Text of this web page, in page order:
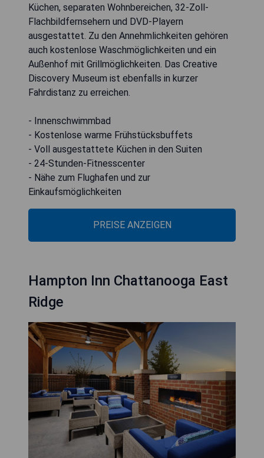
Küchen, separaten Wohnbereichen, 32-Zoll-
Flachbildfernsehern und DVD-Playern
ausgestattet. Zu den Annehmlichkeiten gehören
auch kostenlose Waschmöglichkeiten und ein
Außenhof mit Grillmöglichkeiten. Das Creative
Discovery Museum ist ebenfalls in kurzer
Fahrdistanz zu erreichen.
- Innenschwimmbad
- Kostenlose warme Frühstücksbuffets
- Voll ausgestattete Küchen in den Suiten
- 24-Stunden-Fitnesscenter
- Nähe zum Flughafen und zur
Einkaufsmöglichkeiten
PREISE ANZEIGEN
Hampton Inn Chattanooga East
Ridge